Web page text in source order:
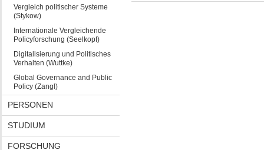
Vergleich politischer Systeme
(Stykow)
Internationale Vergleichende
Policyforschung (Seelkopf)
Digitalisierung und Politisches
Verhalten (Wuttke)
Global Governance and Public
Policy (Zangl)
PERSONEN
STUDIUM
FORSCHUNG